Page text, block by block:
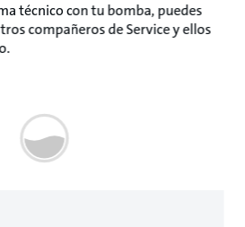
técnico con tu bomba, puedes
compañeros de Service y ellos